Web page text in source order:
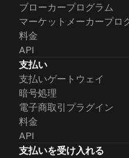
ブローカープログラム
マーケットメーカープロ
料金
API
支払い
支払いゲートウェイ
暗号処理
電子商取引プラグイン
料金
API
支払いを受け入れる